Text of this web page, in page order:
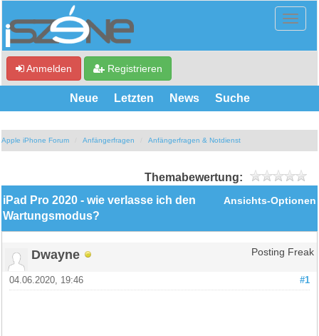
Anmelden Registrieren
Neue Letzten News Suche
Apple iPhone Forum Anfängerfragen Anfängerfragen & Notdienst
Themabewertung:
Ansichts-Optionen
iPad Pro 2020 - wie verlasse ich den
Wartungsmodus?
Dwayne Posting Freak
#1
04.06.2020, 19:46